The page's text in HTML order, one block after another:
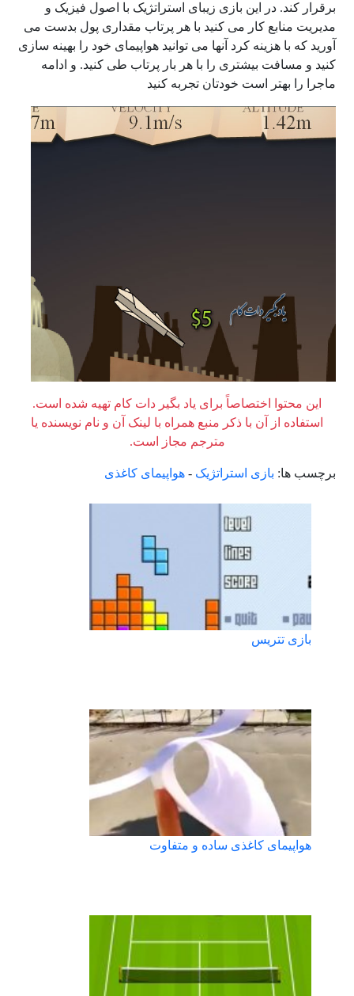
برقرار کند. در این بازی زیبای استراتژیک با اصول فیزیک و
مدیریت منابع کار می کنید با هر پرتاب مقداری پول بدست می
آورید که با هزینه کرد آنها می توانید هواپیمای خود را بهینه سازی
کنید و مسافت بیشتری را با هر بار پرتاب طی کنید. و ادامه
ماجرا را بهتر است خودتان تجربه کنید
این محتوا اختصاصاً برای یاد بگیر دات کام تهیه شده است.
استفاده از آن با ذکر منبع همراه با لینک آن و نام نویسنده یا
مترجم مجاز است.
برچسب ها: بازی استراتژیک - هواپیمای کاغذی
بازی تتریس
هواپیمای کاغذی ساده و متفاوت